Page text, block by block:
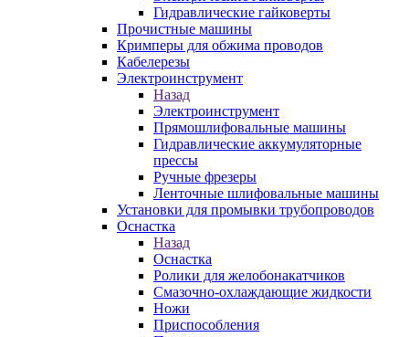
Гидравлические гайковерты
Прочистные машины
Кримперы для обжима проводов
Кабелерезы
Электроинструмент
Назад
Электроинструмент
Прямошлифовальные машины
Гидравлические аккумуляторные
прессы
Ручные фрезеры
Ленточные шлифовальные машины
Установки для промывки трубопроводов
Оснастка
Назад
Оснастка
Ролики для желобонакатчиков
Смазочно-охлаждающие жидкости
Ножи
Приспособления